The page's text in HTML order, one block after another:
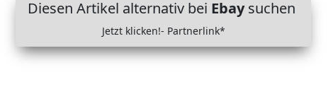
Diesen Artikel alternativ bei Ebaysuchen
Jetzt klicken!- Partnerlink*